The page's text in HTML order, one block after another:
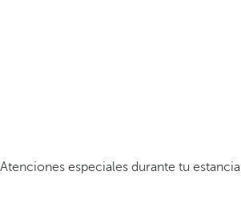
Atenciones especiales durante tu estancia